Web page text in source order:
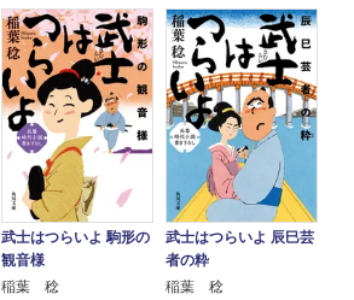
武士はつらいよ 駒形の
観音様
稲葉 稔
武士はつらいよ 辰巳芸
者の粋
稲葉 稔